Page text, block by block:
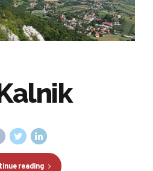
reading